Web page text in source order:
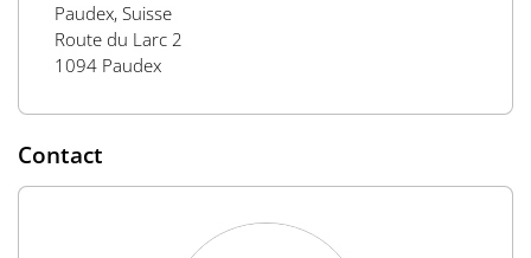
Paudex, Suisse
Route du Larc 2
1094 Paudex
Contact